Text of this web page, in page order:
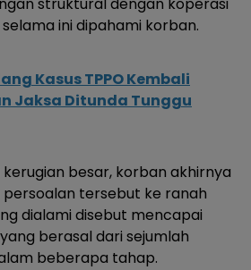
struktural dengan koperasi
ini dipahami korban.
Kasus TPPO Kembali
Jaksa Ditunda Tunggu
besar, korban akhirnya
tersebut ke ranah
dialami disebut mencapai
berasal dari sejumlah
beberapa tahap.